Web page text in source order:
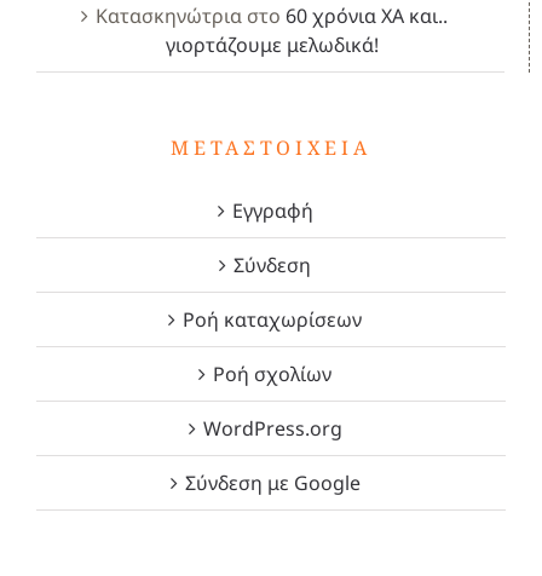
Κατασκηνώτρια στο 60 χρόνια ΧΑ και..
γιορτάζουμε μελωδικά!
ΜΕΤΑΣΤΟΙΧΕΊΑ
Εγγραφή
Σύνδεση
Ροή καταχωρίσεων
Ροή σχολίων
WordPress.org
Σύνδεση με Google